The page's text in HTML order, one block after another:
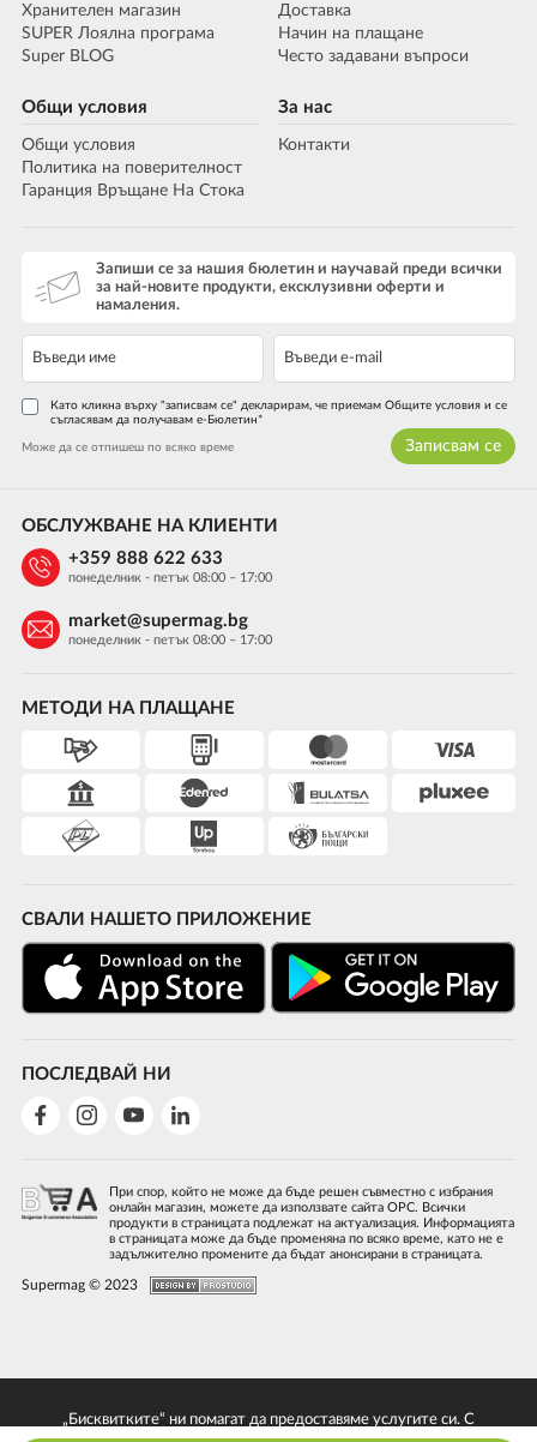
Хранителен магазин
SUPER Лоялна програма
Super BLOG
Доставка
Начин на плащане
Често задавани въпроси
Общи условия
Общи условия
Политика на поверителност
Гаранция Връщане На Стока
За нас
Контакти
Запиши се за нашия бюлетин и научавай преди всички
за най-новите продукти, ексклузивни оферти и
намаления.
Като кликна върху "записвам се" декларирам, че приемам Общите условия и се
съгласявам да получавам е-Бюлетин*
Може да се отпишеш по всяко време Записвам се
МЕТОДИ НА ПЛАЩАНЕ
СВАЛИ НАШЕТО ПРИЛОЖЕНИЕ
ПОСЛЕДВАЙ НИ
ОБСЛУЖВАНЕ НА КЛИЕНТИ
+359 888 622 633
понеделник - петък 08:00 – 17:00
market@supermag.bg
понеделник - петък 08:00 – 17:00
При спор, който не може да бъде решен съвместно с избрания
онлайн магазин, можете да използвате сайта ОРС. Всички
продукти в страницата подлежат на актуализация. Информацията
в страницата може да бъде променяна по всяко време, като не е
задължително промените да бъдат анонсирани в страницата.
Supermag © 2023
„Бисквитките“ ни помагат да предоставяме услугите си. С